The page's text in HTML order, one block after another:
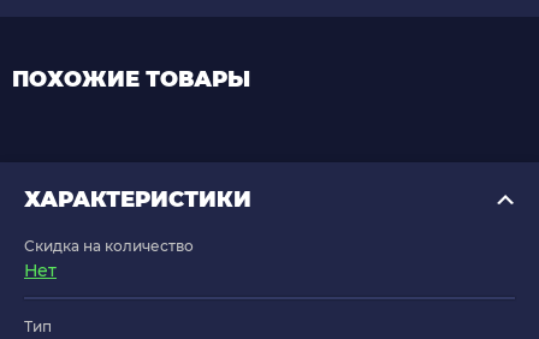
ПОХОЖИЕ ТОВАРЫ
ХАРАКТЕРИСТИКИ
Скидка на количество
Нет
Тип